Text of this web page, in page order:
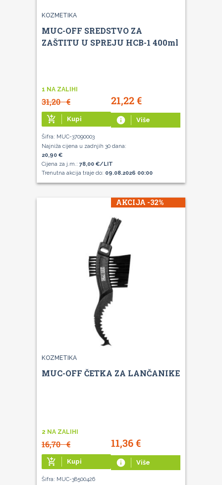
KOZMETIKA
MUC-OFF SREDSTVO ZA
ZAŠTITU U SPREJU HCB-1 400ml
1 NA ZALIHI
31,20€ 21,22€
add_shopping_cart Kupi info Više
Šifra: MUC-37090003
Najniža cijena u zadnjih 30 dana:
20,90 €
Cijena za j.m.: 78,00 €/LIT
Trenutna akcija traje do: 09.08.2026 00:00
AKCIJA -32%
KOZMETIKA
MUC-OFF ČETKA ZA LANČANIKE
2 NA ZALIHI
16,70€ 11,36€
add_shopping_cart Kupi info Više
Šifra: MUC-38500426